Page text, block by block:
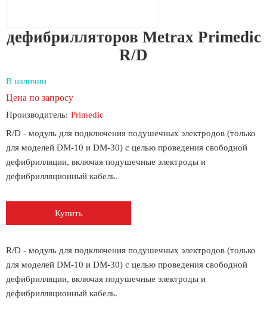
дефибрилляторов Metrax Primedic
R/D
В наличии
Цена по запросу
Производитель: Primedic
R/D - модуль для подключения подушечных электродов (только
для моделей DM-10 и DM-30) с целью проведения свободной
дефибрилляции, включая подушечные электроды и
дефибрилляционный кабель.
Купить
R/D - модуль для подключения подушечных электродов (только
для моделей DM-10 и DM-30) с целью проведения свободной
дефибрилляции, включая подушечные электроды и
дефибрилляционный кабель.